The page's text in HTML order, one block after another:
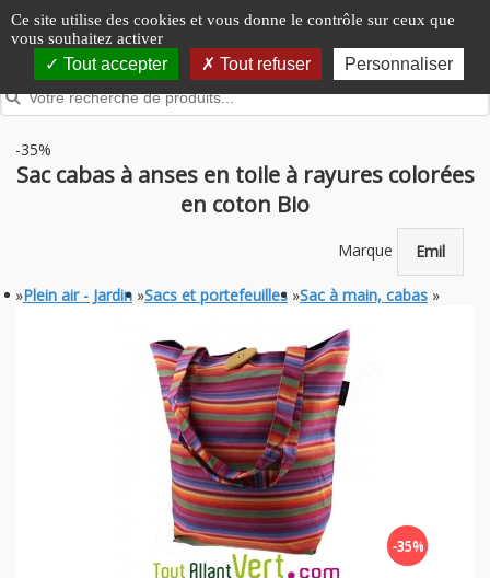
Panneau de gestion des cookies
Ce site utilise des cookies et vous donne le contrôle sur ceux que
vous souhaitez activer
Tout accepter Tout refuser Personnaliser
-35%
Sac cabas à anses en toile à rayures colorées
en coton Bio
Marque Emil
»Plein air - Jardin »Sacs et portefeuilles »Sac à main, cabas »
-35%